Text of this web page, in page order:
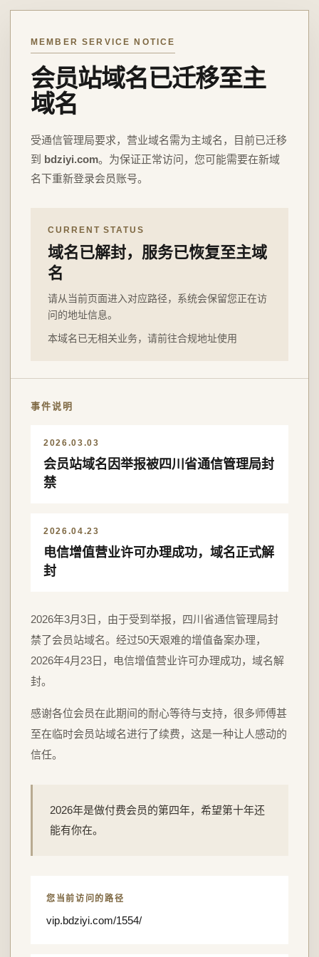
MEMBER SERVICE NOTICE
会员站域名已迁移至主
域名
受通信管理局要求，营业域名需为主域名，目前已迁移
到 bdziyi.com。为保证正常访问，您可能需要在新域
名下重新登录会员账号。
CURRENT STATUS
域名已解封，服务已恢复至主域
名
请从当前页面进入对应路径，系统会保留您正在访
问的地址信息。
本域名已无相关业务，请前往合规地址使用
事件说明
2026.03.03
会员站域名因举报被四川省通信管理局封
禁
2026.04.23
电信增值营业许可办理成功，域名正式解
封
2026年3月3日，由于受到举报，四川省通信管理局封
禁了会员站域名。经过50天艰难的增值备案办理，
2026年4月23日，电信增值营业许可办理成功，域名解
封。
感谢各位会员在此期间的耐心等待与支持，很多师傅甚
至在临时会员站域名进行了续费，这是一种让人感动的
信任。
2026年是做付费会员的第四年，希望第十年还
能有你在。
您当前访问的路径
vip.bdziyi.com/1554/